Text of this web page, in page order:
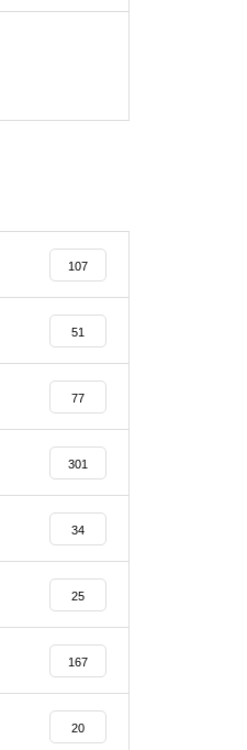
107
51
77
301
34
25
167
20